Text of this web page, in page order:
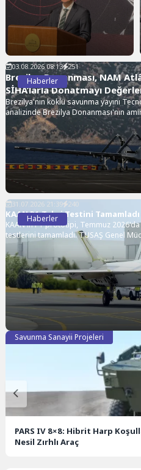
Haberler
03.08.2026 08:13 251
Brezilya Donanması, NAM
SİHA’larla Donatmayı
Brezilya'nın köklü savunma yayını
analizinde Brezilya Donanması'nın
Haberler
31.07.2026 21:39 240
KAAN P1 Taksi Testini
KAAN'ın P1 prototipi, Temmuz
testlerini tamamladı. TUSAŞ Genel
Savunma Sanayii Projeleri
PARS IV 8×8: Hibrit Harp
Nesil Zırhlı Araç